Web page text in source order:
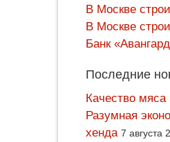
В Москве
В Москве
Банк
Последние
Качество
Разумная
хенда 7 августа